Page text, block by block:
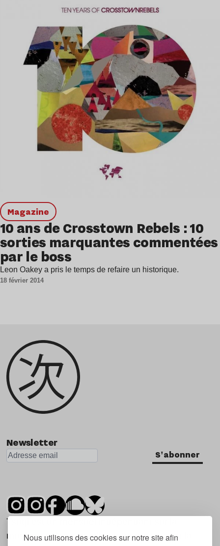
Nous utilisons des cookies sur notre site afin
magazine
10 ans de Crosstown Rebels : 10
sorties marquantes commentées
par le boss
Leon Oakey a pris le temps de refaire un historique.
18 février 2014
Newsletter
S'abonner
Tsugi est un mensuel indépendant sur la
musique et les nouvelles tendances, dont la